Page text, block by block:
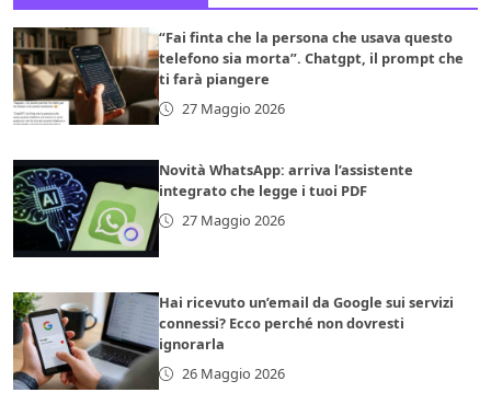
“Fai finta che la persona che usava questo
telefono sia morta”. Chatgpt, il prompt che
ti farà piangere
27 Maggio 2026
Novità WhatsApp: arriva l’assistente
integrato che legge i tuoi PDF
27 Maggio 2026
Hai ricevuto un’email da Google sui servizi
connessi? Ecco perché non dovresti
ignorarla
26 Maggio 2026